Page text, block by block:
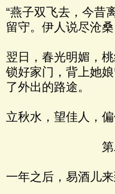
“燕子双飞去，今昔
留守。伊人说尽沧
翌日，春光明媚，
锁好家门，背上她
了外出的路途。
立秋水，望佳人，偏
第二章
一年之后，易酒儿来